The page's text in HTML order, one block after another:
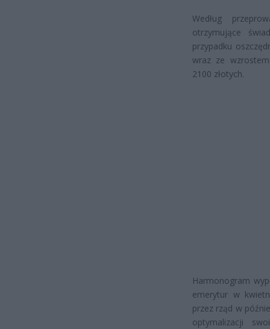
Według
otrzymujące
przypadku
wraz ze
2100 złotych.
Harmonogram
emerytur w
przez rząd w
optymalizacji